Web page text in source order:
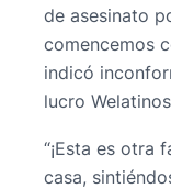
de asesinato
comencemos
indicó
lucro
“¡Esta es otra
casa,